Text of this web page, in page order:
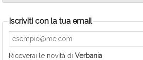
Iscriviti con la tua email
Riceverai le novità di Verbania